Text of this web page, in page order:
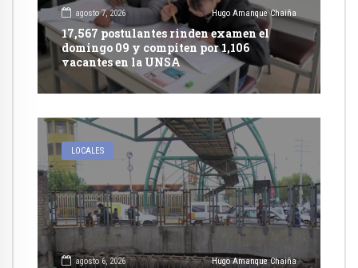
agosto 7, 2026 Hugo Amanque Chaiña
17,567 postulantes rinden examen el
domingo 09 y compiten por 1,106
vacantes en la UNSA
LOCALES
agosto 6, 2026 Hugo Amanque Chaiña